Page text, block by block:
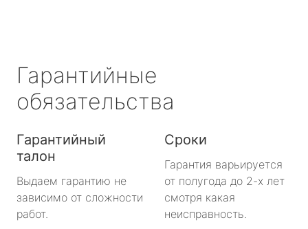
Гарантийные
обязательства
Гарантийный
талон
Выдаем гарантию не
зависимо от сложности
работ.
Сроки
Гарантия варьируется
от полугода до 2-х лет
смотря какая
неисправность.